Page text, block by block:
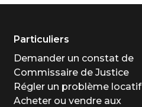
Particuliers
Demander un constat de
Commissaire de Justice
Régler un problème locatif
Acheter ou vendre aux